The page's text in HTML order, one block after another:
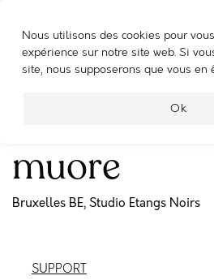
Nous utilisons des cookies pour
expérience sur notre site web. Si
site, nous supposerons que vous en
Ok
WOOSHING MACHINE
Ma l’amor
muore
Bruxelles BE, Studio Etangs Noirs
SUPPORT